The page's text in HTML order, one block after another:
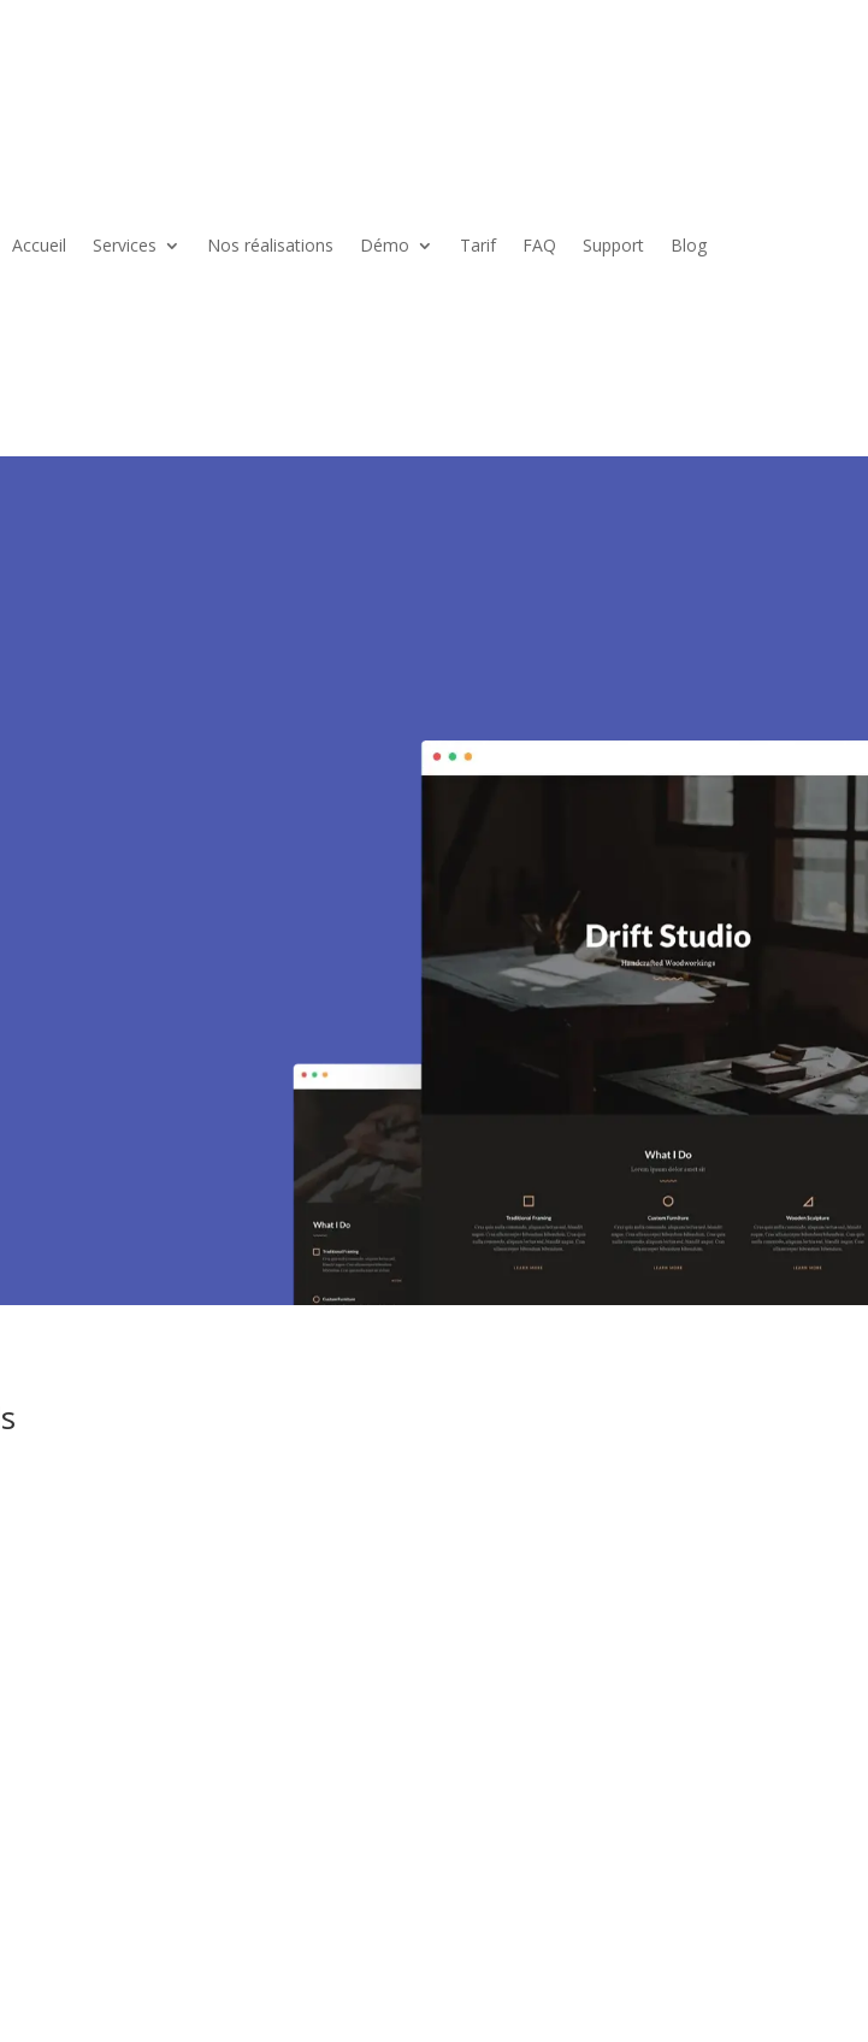
Accueil Services Nos réalisations Démo Tarif FAQ Support Blog
e-commerce à Mareil le Guyon
de 78490 Mareil le Guyon. Sites vitrines, e-commerce, SEO, maintenance…